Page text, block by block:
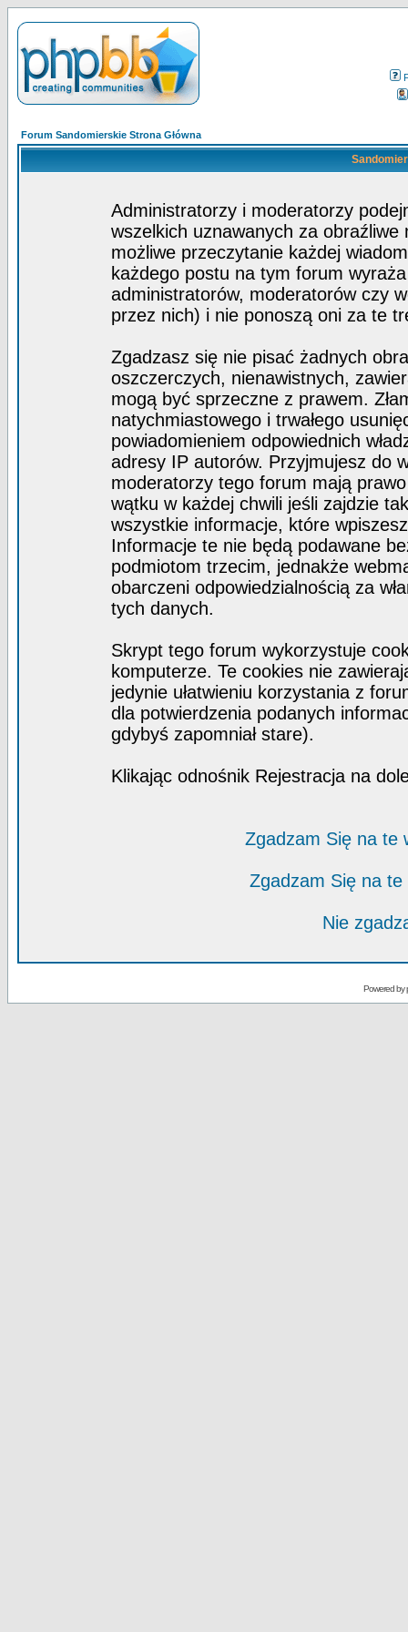
Forum Sandomierskie Strona Główna
Administratorzy i moderatorzy
wszelkich uznawanych za obraźliwe
możliwe przeczytanie każdej
każdego postu na tym forum
administratorów, moderatorów czy
przez nich) i nie ponoszą oni za te
Zgadzasz się nie pisać żadnych
oszczerczych, nienawistnych,
mogą być sprzeczne z prawem.
natychmiastowego i trwałego
powiadomieniem odpowiednich
adresy IP autorów. Przyjmujesz do
moderatorzy tego forum mają
wątku w każdej chwili jeśli zajdzie
wszystkie informacje, które
Informacje te nie będą podawane
podmiotom trzecim, jednakże
obarczeni odpowiedzialnością za
tych danych.
Skrypt tego forum wykorzystuje
komputerze. Te cookies nie
jedynie ułatwieniu korzystania z
dla potwierdzenia podanych
gdybyś zapomniał stare).
Klikając odnośnik Rejestracja na
Zgadzam Się na te
Zgadzam Się na
Nie
Powered by